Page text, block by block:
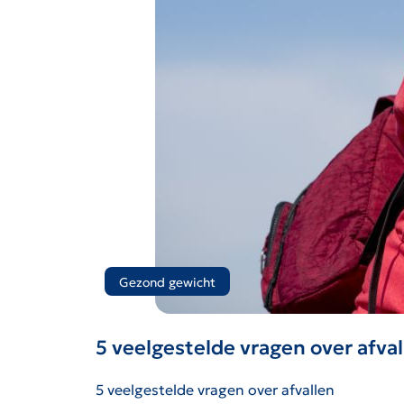
Gezond gewicht
5 veelgestelde vragen over
5 veelgestelde vragen over afvallen